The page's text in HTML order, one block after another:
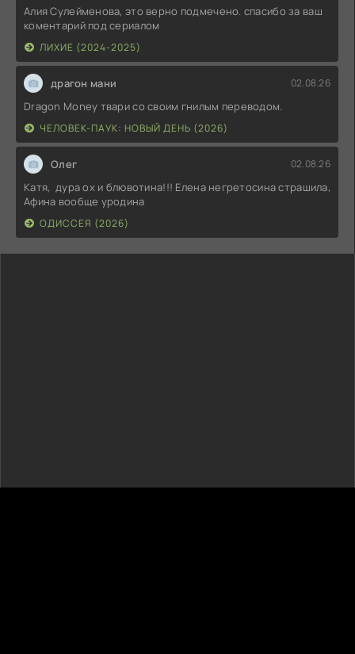
Алия Сулейменова, это верно подмечено. спасибо за ваш
коментарий под сериалом
ЛИХИЕ (2024-2025)
драгон мани 02.08.26
Dragon Money твари со своим гнилым переводом.
ЧЕЛОВЕК-ПАУК: НОВЫЙ ДЕНЬ (2026)
Олег 02.08.26
Катя, дура ох и блювотина!!! Елена негретосина страшила,
Афина вообще уродина
ОДИССЕЯ (2026)